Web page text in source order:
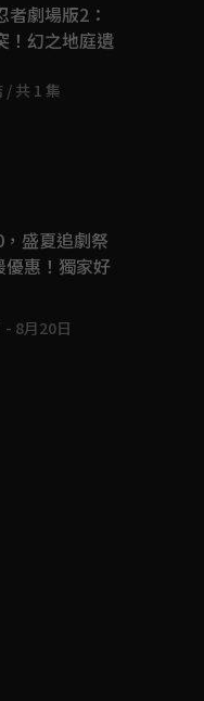
者劇場版2：
！幻之地庭遺
/ 共 1 集
，盛夏追劇祭
優惠！獨家好
- 8月20日